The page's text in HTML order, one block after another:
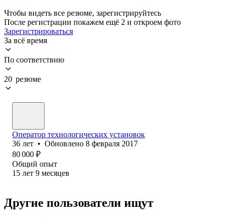
Чтобы видеть все резюме, зарегистрируйтесь
После регистрации покажем ещё 2 и откроем фото
Зарегистрироваться
За всё время
По соответствию
20 резюме
Оператор технологических установок
36 лет • Обновлено 8 февраля 2017
80 000 ₽
Общий опыт
15 лет 9 месяцев
Другие пользователи ищут